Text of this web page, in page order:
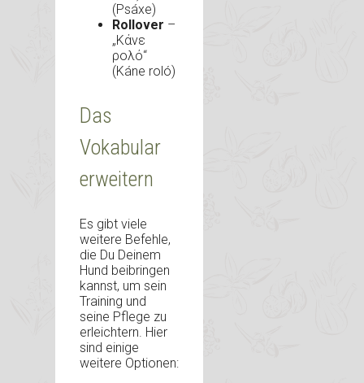
(Psáxe)
Rollover –
„Κάνε
ρολό“
(Káne roló)
Das
Vokabular
erweitern
Es gibt viele
weitere Befehle,
die Du Deinem
Hund beibringen
kannst, um sein
Training und
seine Pflege zu
erleichtern. Hier
sind einige
weitere Optionen: